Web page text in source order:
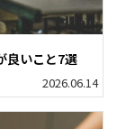
良いこと7選
2026.06.14